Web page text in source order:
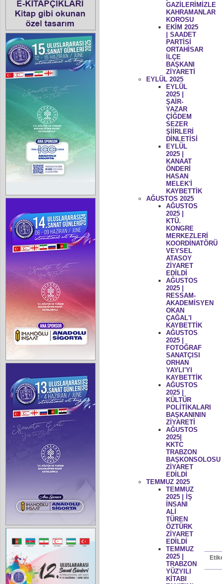
GAZİLERİMİZLE
KAHRAMANLAR
KOROSU
EKİM 2025
| SAADET
PARTİSİ
ORTAHİSAR
İLÇE
BAŞKANI
ZİYARETİ
EYLÜL 2025
EYLÜL
2025 |
ŞAİR-
YAZAR
ÇİĞDEM
SEZER
ŞİİRLERİ
DİNLETİSİ
EYLÜL
2025 |
KANAAT
ÖNDERİ
HASAN
MELEK'İ
KAYBETTİK
AĞUSTOS 2025
AĞUSTOS
2025 |
KTÜ.
KONGRE
MERKEZLERİ
KOORDİNATÖRÜ
VEYSEL
ATASOY
ZİYARET
EDİLDİ
AĞUSTOS
2025 |
RESSAM-
AKADEMİSYEN
OKAN
ÇAĞAL'I
KAYBETTİK
AĞUSTOS
2025 |
FOTOĞRAF
SANATÇISI
ORHAN
YAYLI'YI
KAYBETTİK
AĞUSTOS
2025 |
KÜLTÜR
POLİTİKALARI
BAŞKANININ
ZİYARETİ
AĞUSTOS
2025|
KKTC
TRABZON
BAŞKONSOLOSU
ZİYARET
EDİLDİ
TEMMUZ 2025
TEMMUZ
2025 | İŞ
İNSANI
ALİ
TÜREN
ÖZTÜRK
ZİYARET
EDİLDİ
TEMMUZ
2025 |
TRABZON
YÜZYILI
KİTABI